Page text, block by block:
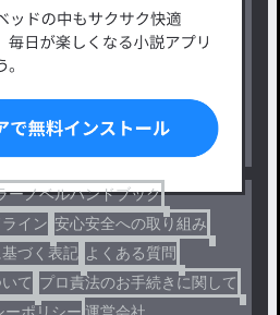
ファンタジー・異世界・SF
ドラマ
ーノベルハンドブック
イン 安心安全への取り組み
づく表記 よくある質問
て プロ責法のお手続きに関して
ーポリシー 運営会社